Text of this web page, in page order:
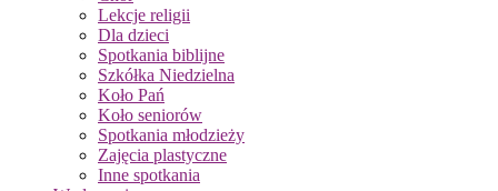
Lekcje religii
Dla dzieci
Spotkania biblijne
Szkółka Niedzielna
Koło Pań
Koło seniorów
Spotkania młodzieży
Zajęcia plastyczne
Inne spotkania